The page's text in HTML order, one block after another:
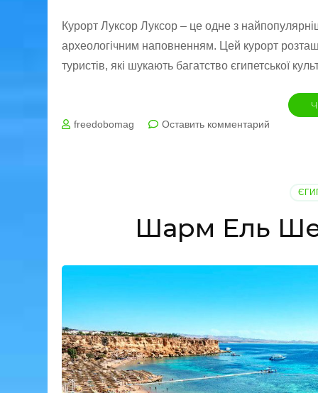
Курорт Луксор Луксор – це одне з
археологічним наповненням. Цей курорт
туристів, які шукають багатство єгипетської
freedobomag
Оставить комментарий
Шарм Ель